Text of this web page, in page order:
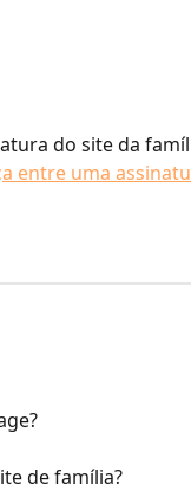
do site da
entre uma
de família?